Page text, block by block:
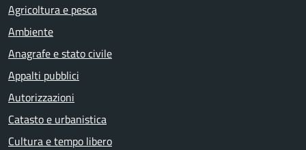
Agricoltura e pesca
Ambiente
Anagrafe e stato civile
Appalti pubblici
Autorizzazioni
Catasto e urbanistica
Cultura e tempo libero